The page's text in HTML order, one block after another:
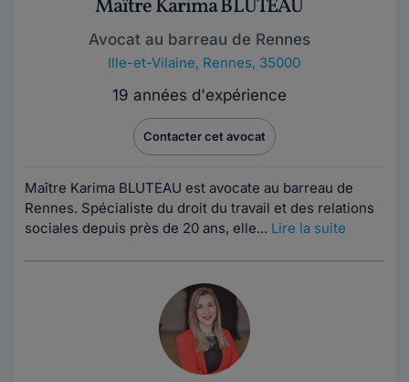
Maître Karima BLUTEAU
Avocat au barreau de Rennes
Ille-et-Vilaine, Rennes, 35000
19 années d'expérience
Contacter cet avocat
Maître Karima BLUTEAU est avocate au barreau de
Rennes. Spécialiste du droit du travail et des relations
sociales depuis près de 20 ans, elle... Lire la suite